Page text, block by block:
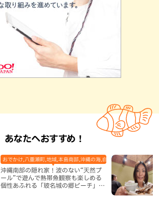
あなたへおすすめ！
沖縄南部の隠れ家！波のない“天然プ
ール”で遊んで熱帯魚観察も楽しめる
個性あふれる「玻名城の郷ビーチ」
おでかけ,八重瀬町,地域,本島南部,沖縄の海,自然